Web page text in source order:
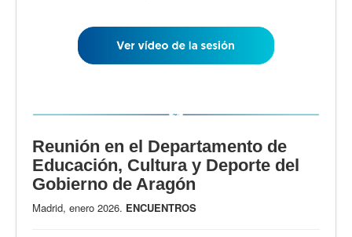
Reunión en el Departamento de
Educación, Cultura y Deporte del
Gobierno de Aragón
Madrid, enero 2026. ENCUENTROS